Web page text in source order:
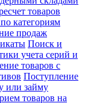
товаров
категориям
продаж
Поиск и
учета серий и
товаров с
Поступление
или займу
товаров на